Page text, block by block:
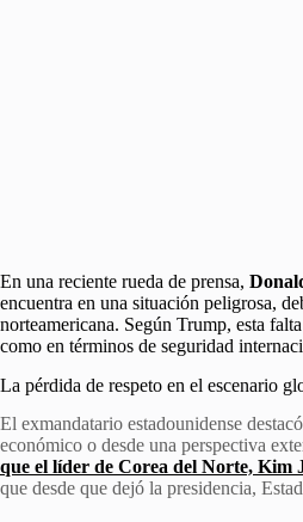
En una reciente rueda de prensa,
encuentra en una situación peligrosa,
norteamericana. Según Trump, esta
como en términos de seguridad
La pérdida de respeto en el escenario
El exmandatario estadounidense
económico o desde una perspectiva
que el líder de Corea del Norte, Kim
que desde que dejó la presidencia,